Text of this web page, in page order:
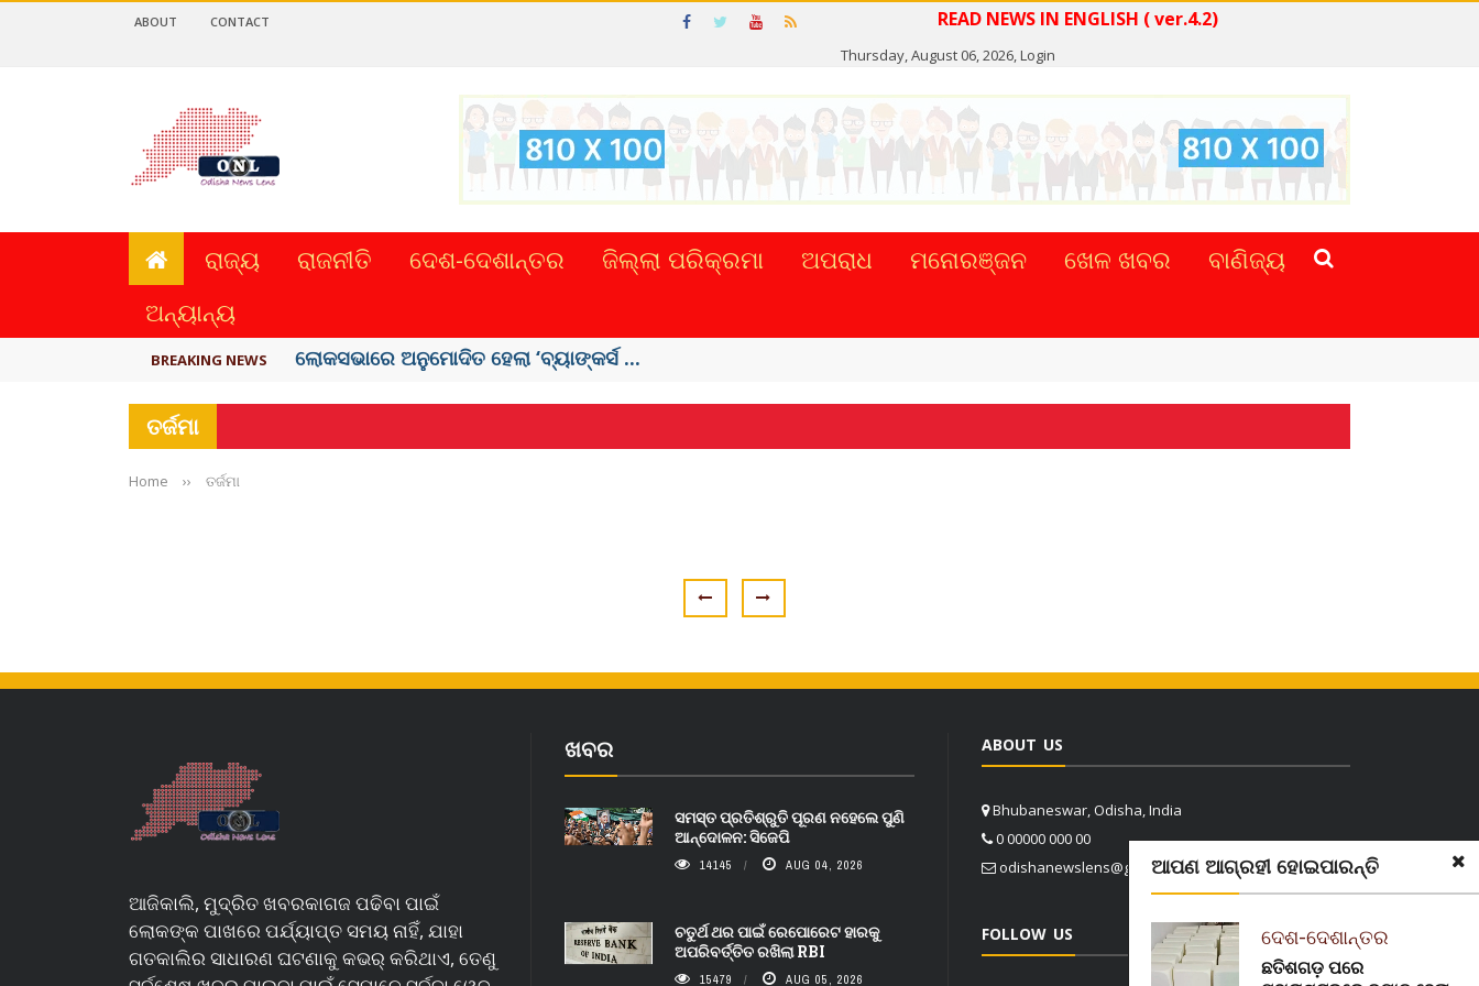
READ NEWS IN ENGLISH ( ver.4.2)
Thursday, August 06, 2026,Login
ABOUT CONTACT
ରାଜ୍ୟ ରାଜନୀତି ଦେଶ-ଦେଶାନ୍ତର ଜିଲ୍ଲା ପରିକ୍ରମା ଅପରାଧ ମନୋରଞ୍ଜନ ଖେଳ ଖବର
ବାଣିଜ୍ୟ
ଅନ୍ୟାନ୍ୟ
BREAKING NEWS ଲୋକସଭାରେ ଅନୁମୋଦିତ ହେଲା ‘ବ୍ୟାଙ୍କର୍ସ ...
ତର୍ଜମା
Home ›› ତର୍ଜମା
ଆପଣ ଆଗ୍ରହୀ ହୋଇପାରନ୍ତି
ଦେଶ-ଦେଶାନ୍ତର
ଛତିଶଗଡ଼ ପରେ
ଆଜିକାଲି, ମୁଦ୍ରିତ ଖବରକାଗଜ ପଢିବା ପାଇଁ
ଲୋକଙ୍କ ପାଖରେ ପର୍ଯ୍ୟାପ୍ତ ସମୟ ନାହିଁ, ଯାହା
ଗତକାଲିର ସାଧାରଣ ଘଟଣାକୁ କଭର୍ କରିଥାଏ, ତେଣୁ
ଖବର
ସମସ୍ତ ପ୍ରତିଶ୍ରୁତି ପୂରଣ ନହେଲେ ପୁଣି
ଆନ୍ଦୋଳନ: ସିଜେପି
14145 AUG 04, 2026
ଚତୁର୍ଥ ଥର ପାଇଁ ରେପୋରେଟ ହାରକୁ
ଅପରିବର୍ତ୍ତିତ ରଖିଲା RBI
15479 AUG 05, 2026
ABOUT US
Bhubaneswar, Odisha, India
0 00000 000 00
odishanewslens@gmail.com
FOLLOW US